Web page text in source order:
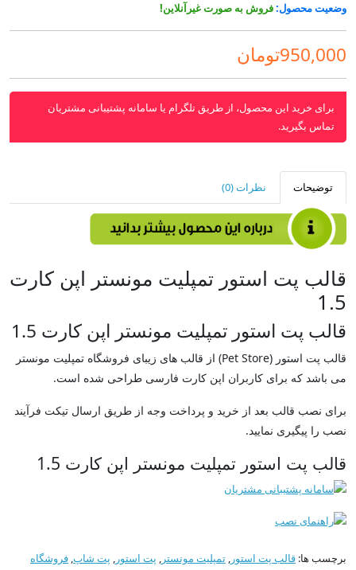
وضعیت محصول:فروش به صورت غیرآنلاین!
950,000تومان
برای خرید این محصول، از طریق تلگرام یا سامانه پشتیبانی مشتریان
تماس بگیرید.
توضیحات نظرات (0)
قالب پت استور تمپلیت مونستر اپن کارت
1.5
قالب پت استور تمپلیت مونستر اپن کارت 1.5
قالب پت استور (Pet Store) از قالب های زیبای فروشگاه تمپلیت مونستر
می باشد که برای کاربران اپن کارت فارسی طراحی شده است.
برای نصب قالب بعد از خرید و پرداخت وجه از طریق ارسال تیکت فرآیند
نصب را پیگیری نمایید.
قالب پت استور تمپلیت مونستر اپن کارت 1.5
برچسب ها: قالب پت استور , تمپلیت مونستر , پت استور , پت شاپ, فروشگاه